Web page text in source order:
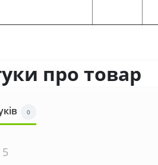
про товар
0